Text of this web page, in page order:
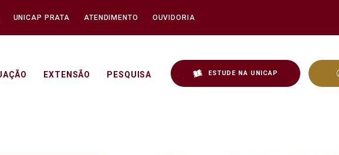
UNICAP PRATA ATENDIMENTO OUVIDORIA
EXTENSÃO PESQUISA ESTUDE NA UNICAP